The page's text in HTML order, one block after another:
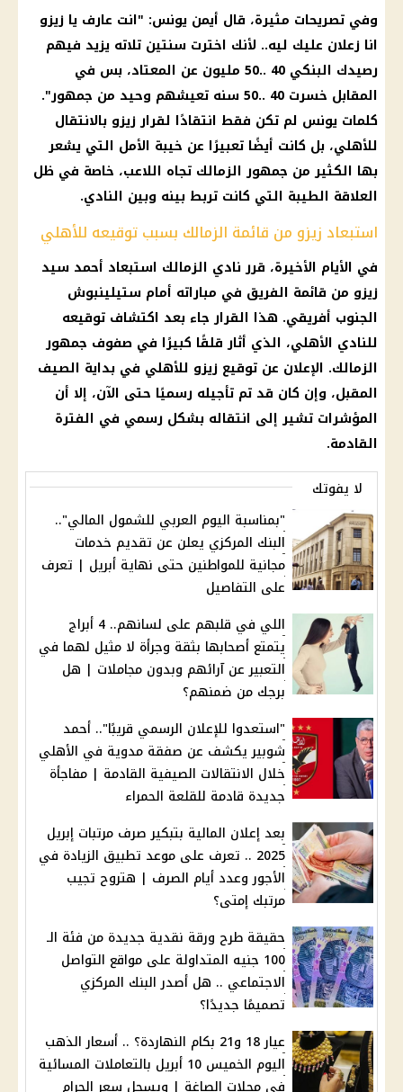
وفي تصريحات مثيرة، قال أيمن يونس: "انت عارف يا زيزو
انا زعلان عليك ليه.. لأنك اخترت سنتين تلاته يزيد فيهم
رصيدك البنكي 40 ..50 مليون عن المعتاد، بس في
المقابل خسرت 40 ..50 سنه تعيشهم وحيد من جمهور".
كلمات يونس لم تكن فقط انتقادًا لقرار زيزو بالانتقال
للأهلي، بل كانت أيضًا تعبيرًا عن خيبة الأمل التي يشعر
بها الكثير من جمهور الزمالك تجاه اللاعب، خاصة في ظل
العلاقة الطيبة التي كانت تربط بينه وبين النادي.
استبعاد زيزو من قائمة الزمالك بسبب توقيعه للأهلي
في الأيام الأخيرة، قرر نادي الزمالك استبعاد أحمد سيد
زيزو من قائمة الفريق في مباراته أمام ستيلينبوش
الجنوب أفريقي. هذا القرار جاء بعد اكتشاف توقيعه
للنادي الأهلي، الذي أثار قلقًا كبيرًا في صفوف جمهور
الزمالك. الإعلان عن توقيع زيزو للأهلي في بداية الصيف
المقبل، وإن كان قد تم تأجيله رسميًا حتى الآن، إلا أن
المؤشرات تشير إلى انتقاله بشكل رسمي في الفترة
القادمة.
لا يفوتك
"بمناسبة اليوم العربي للشمول المالي"..
البنك المركزي يعلن عن تقديم خدمات
مجانية للمواطنين حتى نهاية أبريل | تعرف
على التفاصيل
اللي في قلبهم على لسانهم.. 4 أبراج
يتمتع أصحابها بثقة وجرأة لا مثيل لهما في
التعبير عن آرائهم وبدون مجاملات | هل
برجك من ضمنهم؟
"استعدوا للإعلان الرسمي قريبًا".. أحمد
شوبير يكشف عن صفقة مدوية في الأهلي
خلال الانتقالات الصيفية القادمة | مفاجأة
جديدة قادمة للقلعة الحمراء
بعد إعلان المالية بتبكير صرف مرتبات إبريل
2025 .. تعرف على موعد تطبيق الزيادة في
الأجور وعدد أيام الصرف | هتروح تجيب
مرتبك إمتى؟
حقيقة طرح ورقة نقدية جديدة من فئة الـ
100 جنيه المتداولة على مواقع التواصل
الاجتماعي .. هل أصدر البنك المركزي
تصميمًا جديدًا؟
عيار 18 و21 بكام النهاردة؟ .. أسعار الذهب
اليوم الخميس 10 أبريل بالتعاملات المسائية
في محلات الصاغة | ويسجل سعر الجرام